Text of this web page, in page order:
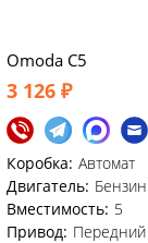
Omoda C5
3 126 ₽
Коробка: Автомат
Двигатель: Бензин
Вместимость: 5
Привод: Передний